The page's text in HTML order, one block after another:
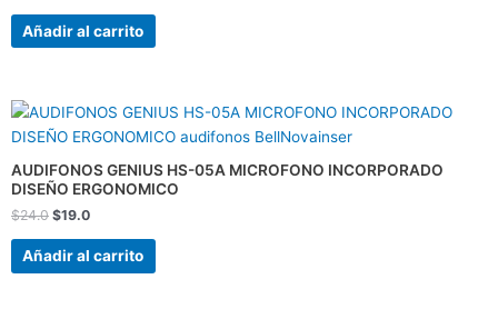
Añadir al carrito
AUDIFONOS GENIUS HS-05A MICROFONO INCORPORADO
DISEÑO ERGONOMICO
$24.0
El
precio
original
era:
$24.0.
$19.0
El
actual
es:
$19.0.
Añadir al carrito